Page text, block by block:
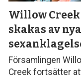
Willow Creek
skakas av nya
Församlingen
Creek fortsätter